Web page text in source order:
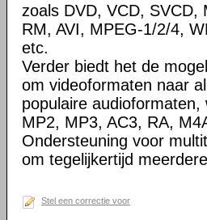
zoals DVD, VCD, SVCD,
RM, AVI, MPEG-1/2/4,
etc.
Verder biedt het de
om videoformaten naar
populaire audioformaten,
MP2, MP3, AC3, RA,
Ondersteuning voor
om tegelijkertijd
Stel een correctie voor